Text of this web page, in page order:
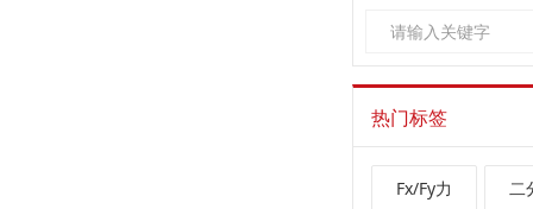
热门标签
Fx/Fy力 二